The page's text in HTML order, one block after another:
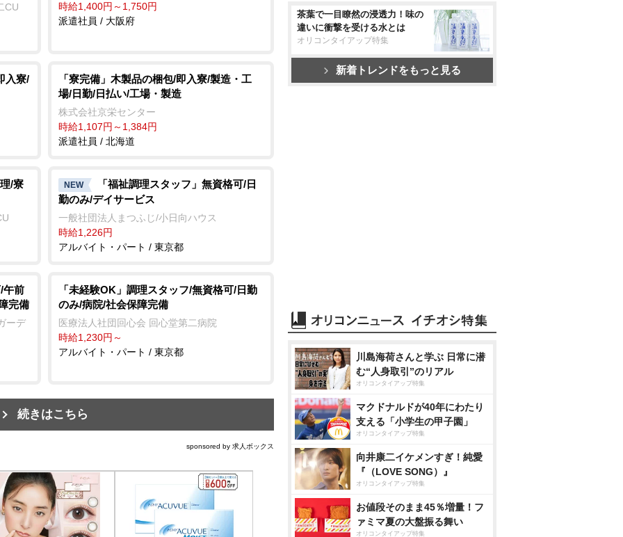
CU
時給1,400円～1,750円
派遣社員 / 大阪府
入寮/
「寮完備」木製品の梱包/即入寮/製造・工
場/日勤/日払い/工場・製造
株式会社京栄センター
時給1,107円～1,384円
派遣社員 / 北海道
/寮 NEW
「福祉調理スタッフ」無資格可/日
勤のみ/デイサービス
一般社団法人まつふじ/小日向ハウス
時給1,226円
アルバイト・パート / 東京都
午前
完備
ーデ
「未経験OK」調理スタッフ/無資格可/日勤
のみ/病院/社会保障完備
医療法人社団回心会 回心堂第二病院
時給1,230円～
アルバイト・パート / 東京都
続きはこちら
sponsored by 求人ボックス
茶葉で一目瞭然の浸透力！味の
違いに衝撃を受ける水とは
オリコンタイアップ特集
新着トレンドをもっと見る
川島海荷さんと学ぶ 日常に潜
む“人身取引”のリアル
オリコンタイアップ特集
マクドナルドが40年にわたり
支える「小学生の甲子園」
オリコンタイアップ特集
向井康二イケメンすぎ！純愛
『（LOVE SONG）』
オリコンタイアップ特集
お値段そのまま45％増量！フ
ァミマ夏の大盤振る舞い
オリコンタイアップ特集